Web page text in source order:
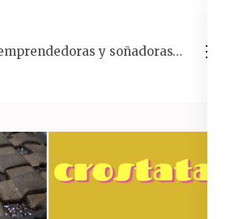
y soñadoras…